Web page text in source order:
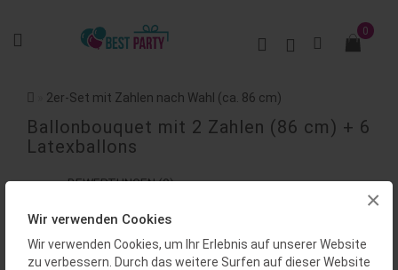
×
Wir verwenden Cookies
Wir verwenden Cookies, um Ihr Erlebnis auf unserer Website
zu verbessern. Durch das weitere Surfen auf dieser Website
0
2er-Set mit Zahlen nach Wahl (ca. 86 cm)
Ballonbouquet mit 2 Zahlen (86 cm) + 6
Latexballons
BEWERTUNGEN (0)